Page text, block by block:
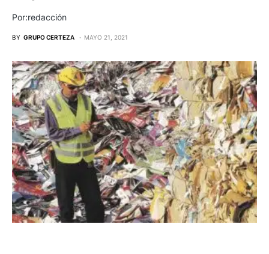
Por:redacción
BY GRUPO CERTEZA MAYO 21, 2021